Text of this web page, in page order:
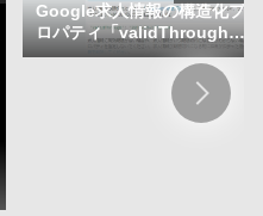
Google求人情報の構造化プ
ロパティ「validThrough」
が「必須」に格上げ。しかし